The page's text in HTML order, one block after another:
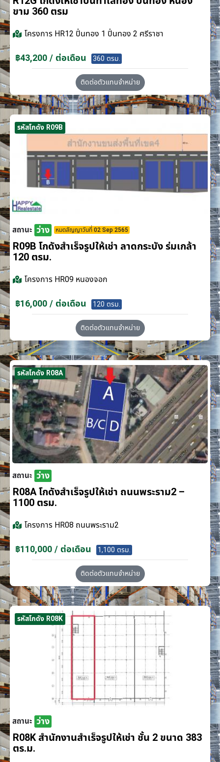
ขาม 360 ตรม
โครงการ HR12 ปิ่นทอง 1 ปิ่นทอง 2 ศรีราชา
฿43,200 / ต่อเดือน 360 ตรม.
ติดต่อตัวแทนจำหน่าย
รหัสโกดัง R09B
สถานะ ว่าง หมดสัญญาวันที่ 02 Sep 2565
R09B โกดังสำเร็จรูปให้เช่า ลาดกระบัง​ ร่มเกล้า
120 ตรม.
โครงการ HR09 หนองจอก
฿16,000 / ต่อเดือน 120 ตรม.
ติดต่อตัวแทนจำหน่าย
รหัสโกดัง R08A
สถานะ ว่าง
R08A โกดังสำเร็จรูปให้เช่า ถนนพระราม2 –
1100 ตรม.
โครงการ HR08 ถนนพระราม2
฿110,000 / ต่อเดือน 1,100 ตรม.
ติดต่อตัวแทนจำหน่าย
รหัสโกดัง R08K
สถานะ ว่าง
R08K สำนักงานสำเร็จรูปให้เช่า ชั้น 2 ขนาด 383
ตร.ม.